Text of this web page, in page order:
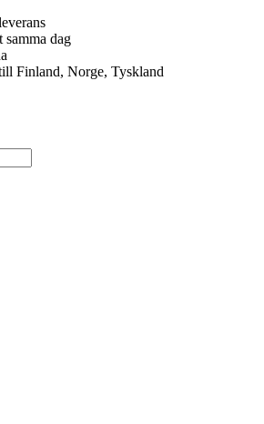
samma dag
Finland, Norge, Tyskland